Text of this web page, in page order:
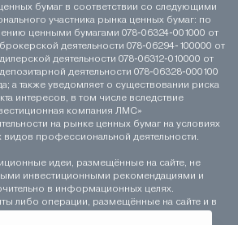
бумаг в соответствии со следующими
участника рынка ценных бумаг: по
ценными бумагами 078-06324-001000 от
деятельности 078-06294-100000 от
деятельности 078-06312-010000 от
деятельности 078-06328-000100
а также уведомляет о существовании риска
интересов, в том числе вследствие
компания ЛМС»
на рынке ценных бумаг на условиях
профессиональной деятельности.
идеи, размещённые на сайте, не
инвестиционными рекомендациями и
в информационных целях.
либо операции, размещённые на сайте и в
могут не соответствовать вашему